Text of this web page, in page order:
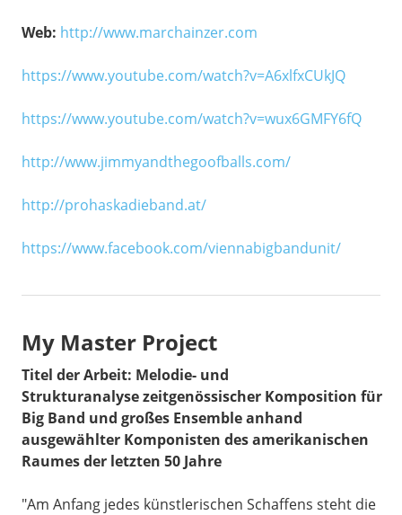
Web: http://www.marchainzer.com
https://www.youtube.com/watch?v=A6xlfxCUkJQ
https://www.youtube.com/watch?v=wux6GMFY6fQ
http://www.jimmyandthegoofballs.com/
http://prohaskadieband.at/
https://www.facebook.com/viennabigbandunit/
My Master Project
Titel der Arbeit: Melodie- und
Strukturanalysezeitgenössischer Komposition für
Big Band und großes Ensembleanhand
ausgewählter Komponisten des amerikanischen
Raumes der letzten 50 Jahre
"Am Anfang jedes künstlerischen Schaffens steht die